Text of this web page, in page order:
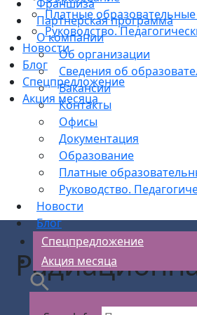
Платные образовательные
Руководство.
Новости
Блог
Спецпредложение
Акция месяца
Франшиза
Партнерская программа
О компании
Об организации
Сведения об
Вакансии
Контакты
Офисы
Документация
Образование
Платные
Руководство.
Новости
Блог
Спецпредложение
Акция месяца